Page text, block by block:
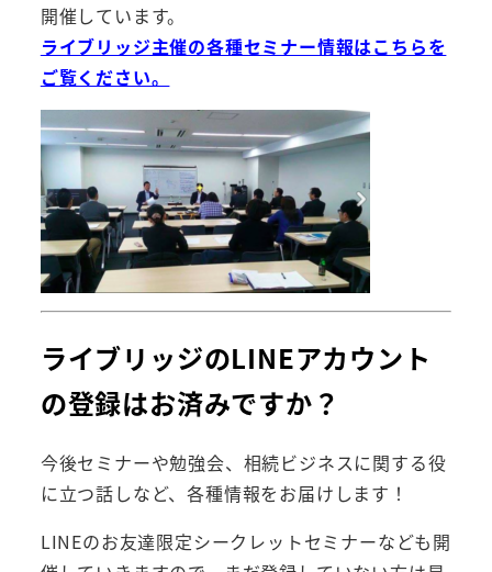
開催しています。
ライブリッジ主催の各種セミナー情報はこちらを
ご覧ください。
ライブリッジのLINEアカウント
の登録はお済みですか？
今後セミナーや勉強会、相続ビジネスに関する役
に立つ話しなど、各種情報をお届けします！
LINEのお友達限定シークレットセミナーなども開